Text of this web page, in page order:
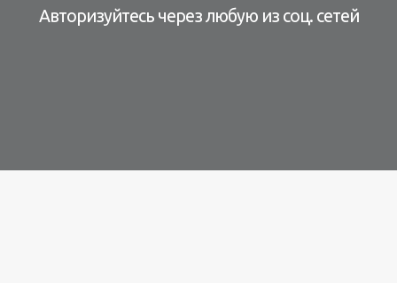
Авторизуйтесь через любую из соц. сетей